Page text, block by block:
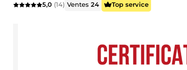
5,0 (14) Ventes24 Top service